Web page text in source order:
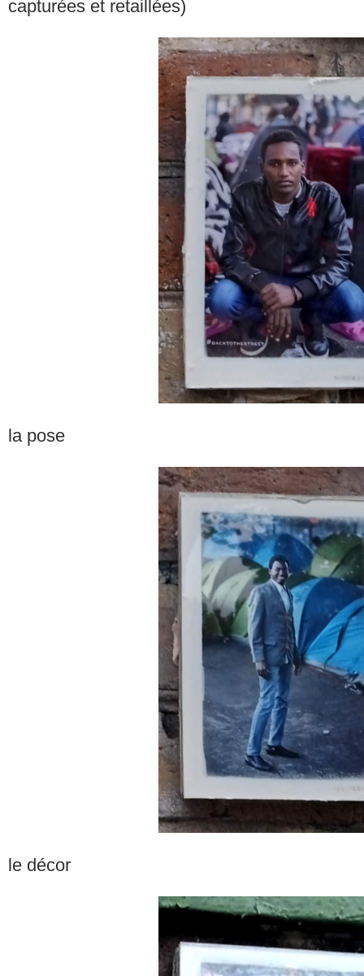
capturées et retaillées)
la pose
le décor